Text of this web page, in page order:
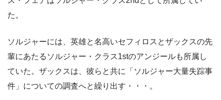
た。
ソルジャーには、英雄と名高いセフィロスとザックスの先
輩にあたるソルジャー・クラス1stのアンジールも所属し
ていた。ザックスは、彼らと共に「ソルジャー大量失踪事
件」についての調査へと繰り出す・・・。